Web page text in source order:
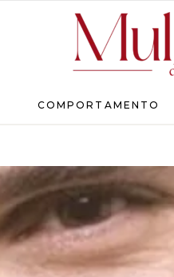
MULHERES
Para
as
mulheres
que
chegaram
COMPORTAMENTO